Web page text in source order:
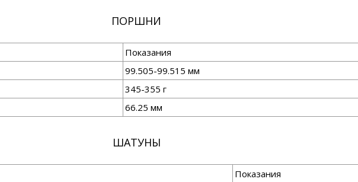
ПОРШНИ
Показания
99.505-99.515 мм
345-355 г
66.25 мм
ШАТУНЫ
Показания